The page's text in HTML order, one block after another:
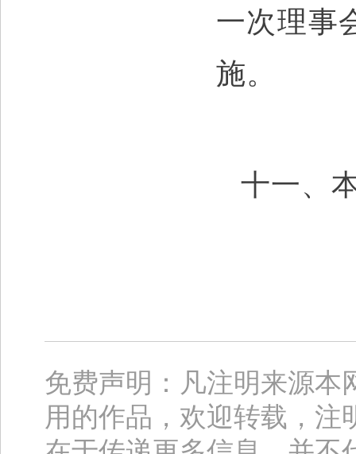
一次理事
施。
十一、
免费声明：凡注明来源本
用的作品，欢迎转载，